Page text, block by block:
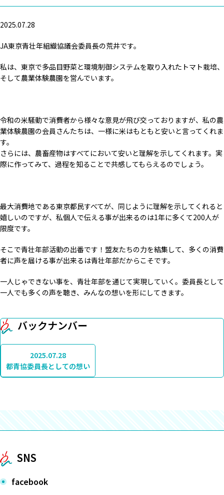
2025.07.28
JA東京青壮年組織協議会委員長の荒井です。
私は、東京で多品目野菜と環境制御システムを取り入れたトマト栽培、
そして農業体験農園を営んでいます。
令和の米騒動で消費者から様々な意見が飛び交っておりますが、私の農
業体験農園の会員さんたちは、一様に米はもともと安いと言ってくれま
す。
さらには、農畜産物はすべてにおいて安いと理解を示してくれます。実
際に作ってみて、過程を知ることで共感してもらえるのでしょう。
最大消費地である東京都民すべてが、同じように理解を示してくれると
嬉しいのですが、私個人で伝える事が出来るのは1年に多くて200人が
限度です。
そこで青壮年部活動の出番です！盟友たちの力を結集して、多くの消費
者に声を届ける事が出来るは青壮年部だからこそです。
一人じゃできない事を、青壮年部を通じて実現していく。委員長として
一人でも多くの声を聴き、みんなの想いを形にしてきます。
バックナンバー
2025.07.28
都青協委員長としての想い
SNS
facebook